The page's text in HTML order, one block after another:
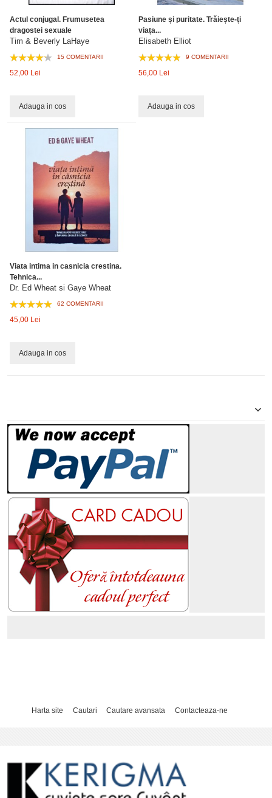
Actul conjugal. Frumusetea
dragostei sexuale
Tim & Beverly LaHaye
15 COMENTARII
52,00 Lei
Adauga in cos
Pasiune și puritate. Trăiește-ți
viața...
Elisabeth Elliot
9 COMENTARII
56,00 Lei
Adauga in cos
Viata intima in casnicia crestina.
Tehnica...
Dr. Ed Wheat si Gaye Wheat
62 COMENTARII
45,00 Lei
Adauga in cos
Harta site Cautari Cautare avansata Contacteaza-ne